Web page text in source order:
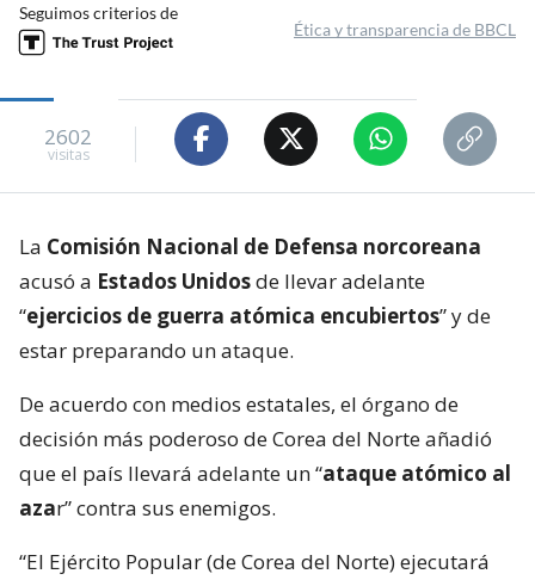
Seguimos criterios de
Ética y transparencia de BBCL
2602
visitas
La Comisión Nacional de Defensa norcoreana
acusó a Estados Unidosde llevar adelante
“ejercicios de guerra atómica encubiertos” y de
estar preparando un ataque.
De acuerdo con medios estatales, el órgano de
decisión más poderoso de Corea del Norte añadió
que el país llevará adelante un “ataque atómico al
azar” contra sus enemigos.
“El Ejército Popular (de Corea del Norte) ejecutará